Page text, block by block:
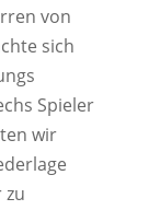
von
sich
Spieler
wir
zu